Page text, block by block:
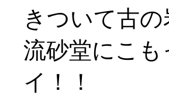
きついて古
流砂堂にこ
イ！！